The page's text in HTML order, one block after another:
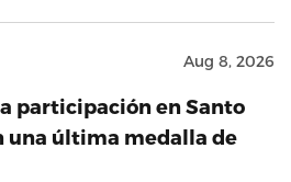
Aug 8, 2026
participación en Santo
una última medalla de